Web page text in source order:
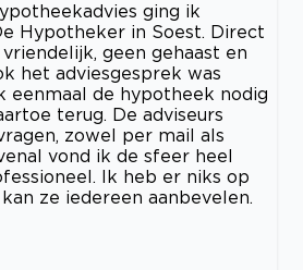
ging ik
Hypotheker in Soest. Direct
geen gehaast en
het adviesgesprek was
eenmaal de hypotheek nodig
terug. De adviseurs
zowel per mail als
vond ik de sfeer heel
Ik heb er niks op
ze iedereen aanbevelen.